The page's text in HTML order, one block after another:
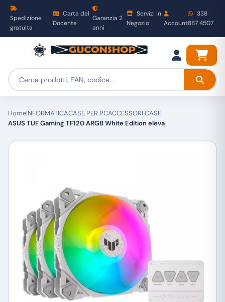
Spedizione
gratuita
Carta del
Docente
Garanzia 2
anni
Servizi in
Negozio
Account
338
887 4507
HomeINFORMATICACASE PER PCACCESSORI CASE
ASUS TUF Gaming TF120 ARGB White Edition eleva